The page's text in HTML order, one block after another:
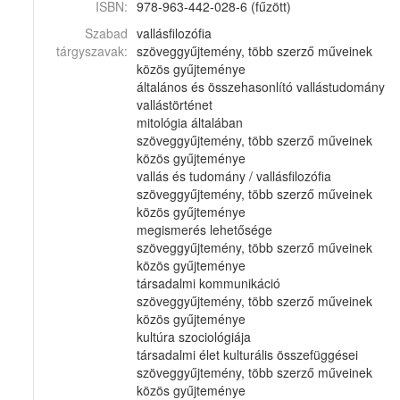
ISBN: 978-963-442-028-6 (fűzött)
Szabad
tárgyszavak:
vallásfilozófia
szöveggyűjtemény, több szerző műveinek
közös gyűjteménye
általános és összehasonlító vallástudomány
vallástörténet
mitológia általában
szöveggyűjtemény, több szerző műveinek
közös gyűjteménye
vallás és tudomány / vallásfilozófia
szöveggyűjtemény, több szerző műveinek
közös gyűjteménye
megismerés lehetősége
szöveggyűjtemény, több szerző műveinek
közös gyűjteménye
társadalmi kommunikáció
szöveggyűjtemény, több szerző műveinek
közös gyűjteménye
kultúra szociológiája
társadalmi élet kulturális összefüggései
szöveggyűjtemény, több szerző műveinek
közös gyűjteménye